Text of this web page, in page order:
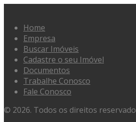
Home
Empresa
Buscar Imóveis
Cadastre o seu Imóvel
Documentos
Trabalhe Conosco
Fale Conosco
© 2026. Todos os direitos